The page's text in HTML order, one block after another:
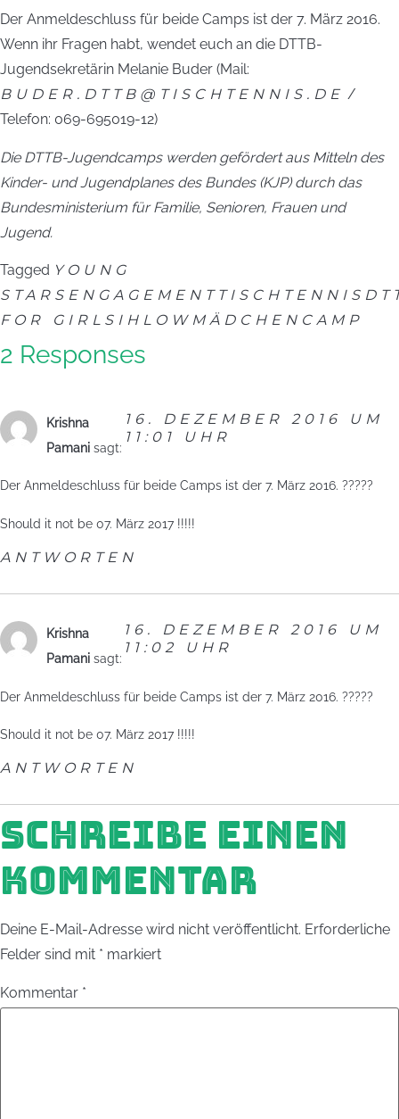
Der Anmeldeschluss für beide Camps ist der 7. März 2016.
Wenn ihr Fragen habt, wendet euch an die DTTB-
Jugendsekretärin Melanie Buder (Mail:
BUDER.DTTB@TISCHTENNIS.DE /
Telefon: 069-695019-12)
Die DTTB-Jugendcamps werden gefördert aus Mitteln des
Kinder- und Jugendplanes des Bundes (KJP) durch das
Bundesministerium für Familie, Senioren, Frauen und
Jugend.
Tagged YOUNG
STARS ENGAGEMENT TISCHTENNIS
FOR GIRLS IHLOW MÄDCHENCAMP
2 Responses
Krishna
Pamani sagt:
16. DEZEMBER 2016 UM
11:01 UHR
Der Anmeldeschluss für beide Camps ist der 7. März 2016. ?????
Should it not be 07. März 2017 !!!!!
ANTWORTEN
Krishna
Pamani sagt:
16. DEZEMBER 2016 UM
11:02 UHR
Der Anmeldeschluss für beide Camps ist der 7. März 2016. ?????
Should it not be 07. März 2017 !!!!!
ANTWORTEN
SCHREIBE EINEN
KOMMENTAR
Deine E-Mail-Adresse wird nicht veröffentlicht. Erforderliche
Felder sind mit * markiert
Kommentar *